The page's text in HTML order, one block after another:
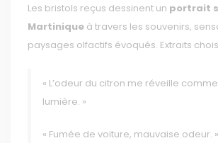
Les bristols reçus dessinent un portrait
Martinique à travers les souvenirs,
paysages olfactifs évoqués. Extraits
« L’odeur du citron me réveille
lumière. »
« Fumée de voiture, mauvaise odeur. »